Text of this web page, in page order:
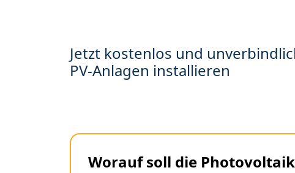
Jetzt kostenlos und
PV-Anlagen installieren
Worauf soll die